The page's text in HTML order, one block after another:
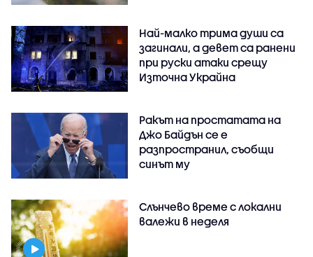
Най-малко трима души са
загинали, а девет са ранени
при руски атаки срещу
Източна Украйна
Ракът на простатата на
Джо Байдън се е
разпространил, съобщи
синът му
Слънчево време с локални
валежи в неделя